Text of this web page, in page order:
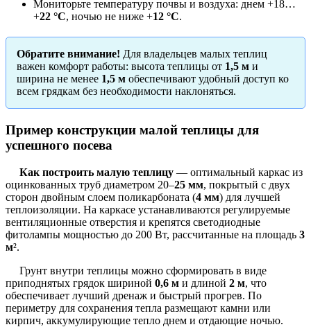
Мониторьте температуру почвы и воздуха: днем +18…
+22 °С, ночью не ниже +12 °С.
Обратите внимание! Для владельцев малых теплиц
важен комфорт работы: высота теплицы от 1,5 м и
ширина не менее 1,5 м обеспечивают удобный доступ ко
всем грядкам без необходимости наклоняться.
Пример конструкции малой теплицы для
успешного посева
Как построить малую теплицу — оптимальный каркас из
оцинкованных труб диаметром 20–25 мм, покрытый с двух
сторон двойным слоем поликарбоната (4 мм) для лучшей
теплоизоляции. На каркасе устанавливаются регулируемые
вентиляционные отверстия и крепятся светодиодные
фитолампы мощностью до 200 Вт, рассчитанные на площадь 3
м².
Грунт внутри теплицы можно сформировать в виде
приподнятых грядок шириной 0,6 м и длиной 2 м, что
обеспечивает лучший дренаж и быстрый прогрев. По
периметру для сохранения тепла размещают камни или
кирпич, аккумулирующие тепло днем и отдающие ночью.